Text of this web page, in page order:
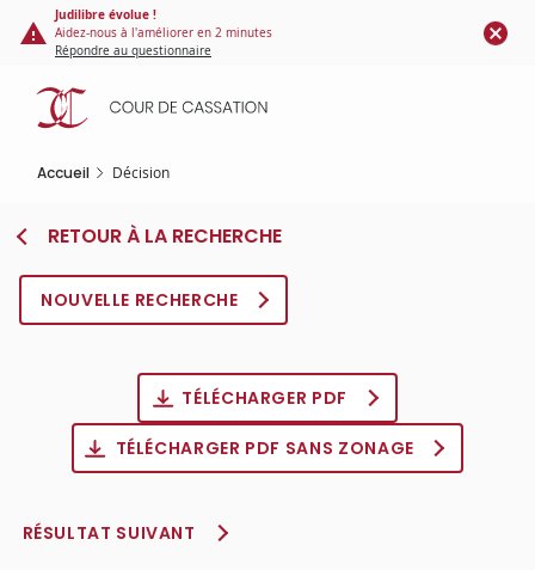
Panneau de gestion des cookies
contenu
principal
Judilibre évolue !
Aidez-nous à l'améliorer en 2 minutes
Répondre au questionnaire
Accueil Décision
RETOUR À LA RECHERCHE
NOUVELLE RECHERCHE
TÉLÉCHARGER PDF
TÉLÉCHARGER PDF SANS ZONAGE
RÉSULTAT SUIVANT